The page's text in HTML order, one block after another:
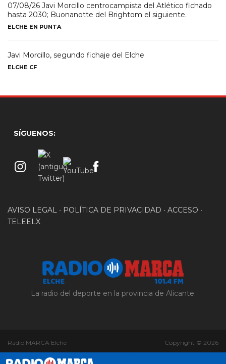
07/08/26 Javi Morcillo centrocampista del Atlético fichado
hasta 2030; Buonanotte del Brightom el siguiente.
ELCHE EN PUNTA
Javi Morcillo, segundo fichaje del Elche
ELCHE CF
SÍGUENOS:
AVISO LEGAL • POLÍTICA DE PRIVACIDAD • ACCESO •
TELEELX
La radio del deporte en la provincia de Alicante.
Radio MARCA Elche Copyright © 2026